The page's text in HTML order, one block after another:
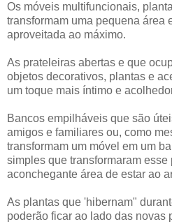
Os móveis multifuncionais,
transformam uma pequena área
aproveitada ao máximo.
As prateleiras abertas e que
objetos decorativos, plantas e
um toque mais íntimo e
Bancos empilháveis ​​que são
amigos e familiares ou, como
transformam um móvel em um
simples que transformaram
aconchegante área de estar ao
As plantas que 'hibernam"
poderão ficar ao lado das novas